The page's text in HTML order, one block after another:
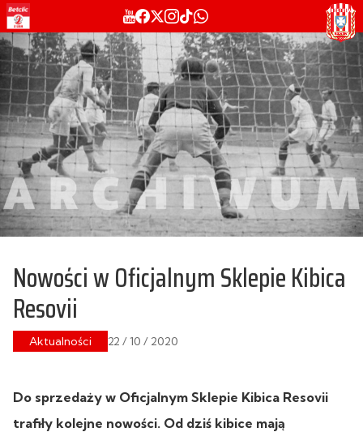
Nowości w Oficjalnym Sklepie Kibica
Resovii
Aktualności 22 / 10 / 2020
Do sprzedaży w Oficjalnym Sklepie Kibica Resovii
trafiły kolejne nowości. Od dziś kibice mają